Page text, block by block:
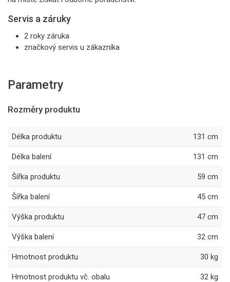
Servis a záruky
2 roky záruka
značkový servis u zákazníka
Parametry
Rozměry produktu
Délka produktu 131 cm
Délka balení 131 cm
Šířka produktu 59 cm
Šířka balení 45 cm
Výška produktu 47 cm
Výška balení 32 cm
Hmotnost produktu 30 kg
Hmotnost produktu vč. obalu 32 kg